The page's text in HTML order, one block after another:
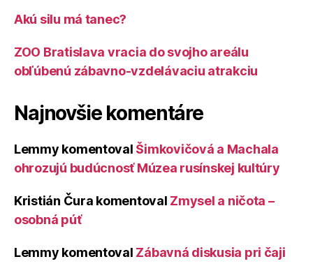
Akú silu má tanec?
ZOO Bratislava vracia do svojho areálu
obľúbenú zábavno-vzdelávaciu atrakciu
Najnovšie komentáre
Lemmy komentoval Šimkovičová a Machala
ohrozujú budúcnosť Múzea rusínskej kultúry
Kristián Čura komentoval Zmysel a ničota –
osobná púť
Lemmy komentoval Zábavná diskusia pri čaji